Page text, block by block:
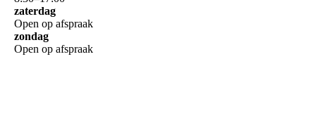
zaterdag
Open op afspraak
zondag
Open op afspraak